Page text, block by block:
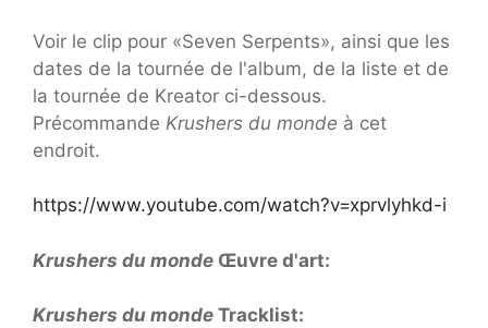
Voir le clip pour «Seven Serpents», ainsi que les
dates de la tournée de l'album, de la liste et de
la tournée de Kreator ci-dessous.
Précommande Krushers du monde à cet
endroit.
https://www.youtube.com/watch?v=xprvlyhkd-i
Krushers du monde Œuvre d'art:
Krushers du monde Tracklist: